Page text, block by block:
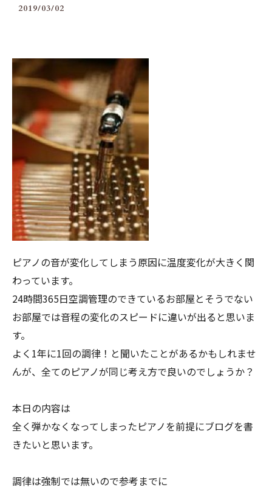
2019/03/02
ピアノの音が変化してしまう原因に温度変化が大きく関
わっています。
24時間365日空調管理のできているお部屋とそうでない
お部屋では音程の変化のスピードに違いが出ると思いま
す。
よく1年に1回の調律！と聞いたことがあるかもしれませ
んが、全てのピアノが同じ考え方で良いのでしょうか？
本日の内容は
全く弾かなくなってしまったピアノを前提にブログを書
きたいと思います。
調律は強制では無いので参考までに